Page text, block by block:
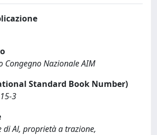
Congegno Nazionale AIM
Standard Book Number)
3
di Al, proprietà a trazione,